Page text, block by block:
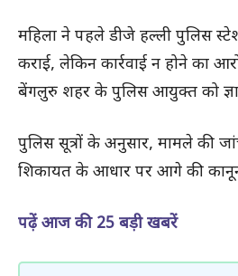
महिला ने पहले डीजे हल्ली पुलिस
कराई, लेकिन कार्रवाई न होने का
बेंगलुरु शहर के पुलिस आयुक्त को
पुलिस सूत्रों के अनुसार, मामले की
शिकायत के आधार पर आगे की कानूनी
पढ़ें आज की 25 बड़ी खबरें